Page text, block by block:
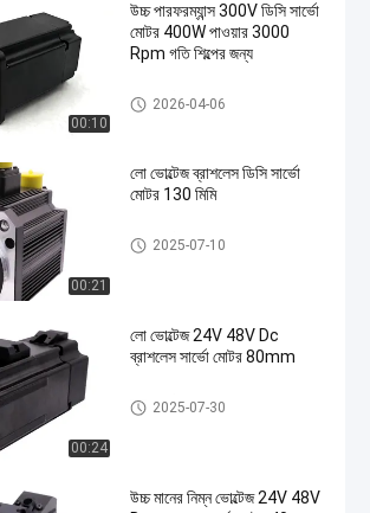
00:10
উচ্চ পারফরম্যান্স 300V ডিসি সার্ভো
মোটর 400W পাওয়ার 3000
Rpm গতি শিল্পের জন্য
এসি সার্ভো মোটর
2026-04-06
00:21
লো ভোল্টেজ ব্রাশলেস ডিসি সার্ভো
মোটর 130 মিমি
এসি সার্ভো মোটর
2025-07-10
00:24
লো ভোল্টেজ 24V 48V Dc
ব্রাশলেস সার্ভো মোটর 80mm
এসি সার্ভো মোটর
2025-07-30
উচ্চ মানের নিম্ন ভোল্টেজ 24V 48V